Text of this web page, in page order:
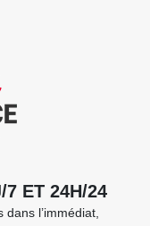
7 ET 24H/24
l’immédiat,